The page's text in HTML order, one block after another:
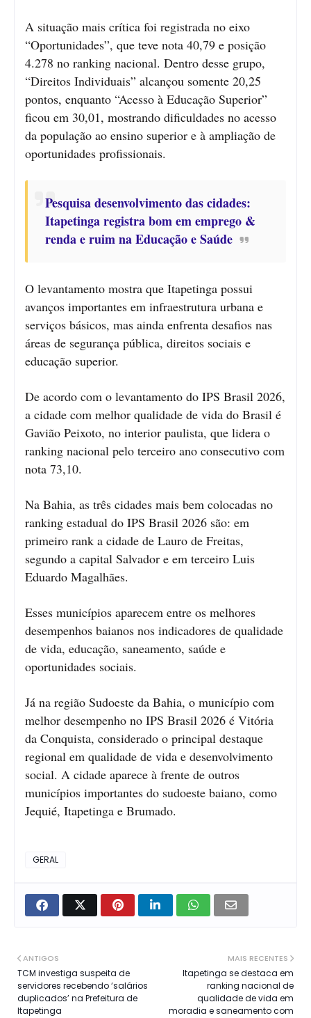
A situação mais crítica foi registrada no eixo
“Oportunidades”, que teve nota 40,79 e posição
4.278 no ranking nacional. Dentro desse grupo,
“Direitos Individuais” alcançou somente 20,25
pontos, enquanto “Acesso à Educação Superior”
ficou em 30,01, mostrando dificuldades no acesso
da população ao ensino superior e à ampliação de
oportunidades profissionais.
Pesquisa desenvolvimento das cidades:
Itapetinga registra bom em emprego &
renda e ruim na Educação e Saúde
O levantamento mostra que Itapetinga possui
avanços importantes em infraestrutura urbana e
serviços básicos, mas ainda enfrenta desafios nas
áreas de segurança pública, direitos sociais e
educação superior.
De acordo com o levantamento do IPS Brasil 2026,
a cidade com melhor qualidade de vida do Brasil é
Gavião Peixoto, no interior paulista, que lidera o
ranking nacional pelo terceiro ano consecutivo com
nota 73,10.
Na Bahia, as três cidades mais bem colocadas no
ranking estadual do IPS Brasil 2026 são: em
primeiro rank a cidade de Lauro de Freitas,
segundo a capital Salvador e em terceiro Luis
Eduardo Magalhães.
Esses municípios aparecem entre os melhores
desempenhos baianos nos indicadores de qualidade
de vida, educação, saneamento, saúde e
oportunidades sociais.
Já na região Sudoeste da Bahia, o município com
melhor desempenho no IPS Brasil 2026 é Vitória
da Conquista, considerado o principal destaque
regional em qualidade de vida e desenvolvimento
social. A cidade aparece à frente de outros
municípios importantes do sudoeste baiano, como
Jequié, Itapetinga e Brumado.
GERAL
MAIS RECENTES
Itapetinga se destaca em
ranking nacional de
qualidade de vida em
moradia e saneamento com
ANTIGOS
TCM investiga suspeita de
servidores recebendo ‘salários
duplicados’ na Prefeitura de
Itapetinga